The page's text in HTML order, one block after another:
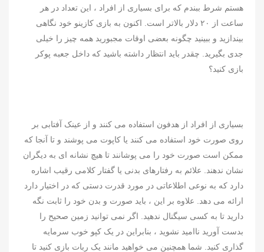
هستم شرط ببندم که برای بسیاری از افراد ، این تعداد در هر
ساعت از ۲۰ دلار بالاتر است. اکنون به بازی کازینو خود نگاهی
بیندازید و ببینید چگونه بعضی اوقات مجبورید همه چیز را خیلی
جدی بگیرید. چقدر باید انتظار داشته باشید که داخل جعبه پوکر
بازی کنید؟
بسیاری از افراد از هدفون استفاده می کنند و از عینک آفتابی بر
روی صورت خود استفاده می کنند یا کاپوت می پوشند و تا آنجا که
ممکن است صورت خود را می پوشانند تا هیچ نشانه ای به دیگران
نشان ندهند. علائم به رفتارهای بدنی یا گفتار کلامی رقیب اشاره
دارد که به نوعی اطلاعاتی در مورد قدرت دستی که در اختیار دارد
ارائه می دهد. علاوه بر این ، باید صورت و بدن خود را ثابت نگه
دارید تا به کسی سیگنال ندهید. اگر نمی توانید زمین صحیح را
بدست آورید ناامید نشوید ، بنابراین در یک کپو خوب سرمایه
گذاری کنید. شما همچنین می خواهید مانند یک ربات بازی کنید تا